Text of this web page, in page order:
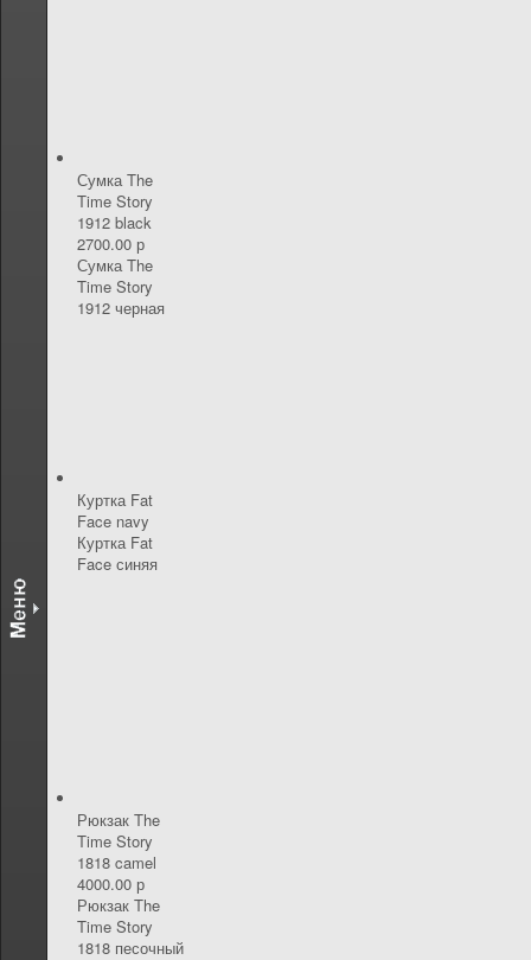
Сумка The
Time Story
1912 black
2700.00 р
Сумка The
Time Story
1912 черная
Куртка Fat
Face navy
Куртка Fat
Face синяя
Рюкзак The
Time Story
1818 camel
4000.00 р
Рюкзак The
Time Story
1818 песочный